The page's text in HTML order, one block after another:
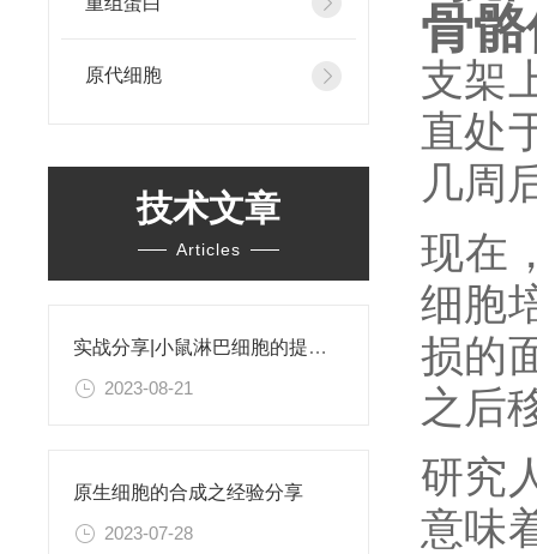
原代细胞
技术文章
Articles
实战分享|小鼠淋巴细胞的提取和分选之经验小结
2023-08-21
原生细胞的合成之经验分享
2023-07-28
骨
支架
直处
几周
现在
细胞
损的
之后
研究
意味